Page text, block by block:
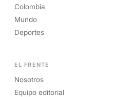
Colombia
Mundo
Deportes
EL FRENTE
Nosotros
Equipo editorial